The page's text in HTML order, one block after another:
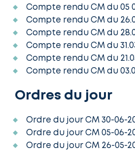
Compte rendu CM du 05
Compte rendu CM du
Compte rendu CM du
Compte rendu CM du
Compte rendu CM du
Compte rendu CM du
Ordres du jour
Ordre du jour CM 30-06-
Ordre du jour CM 05-06-
Ordre du jour CM 26-05-